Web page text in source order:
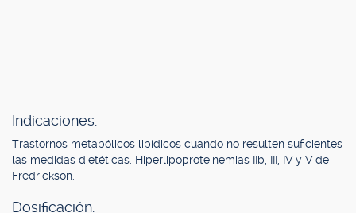
Indicaciones.
Trastornos metabólicos lipídicos cuando no resulten suficientes
las medidas dietéticas. Hiperlipoproteinemias IIb, III, IV y V de
Fredrickson.
Dosificación.